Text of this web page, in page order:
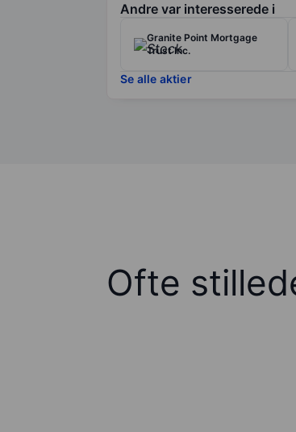
Andre var interesserede i
Granite Point Mortgage
Trust Inc.
Se alle aktier
Ofte